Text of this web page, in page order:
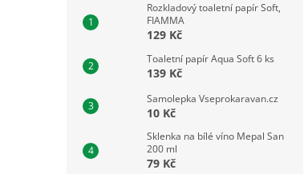
Rozkladový toaletní papír Soft,
FIAMMA
129 Kč
Toaletní papír Aqua Soft 6 ks
139 Kč
Samolepka Vseprokaravan.cz
10 Kč
Sklenka na bílé víno Mepal San
200 ml
79 Kč